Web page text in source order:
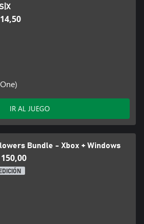
IR AL JUEGO
Bundle - Xbox + Windows